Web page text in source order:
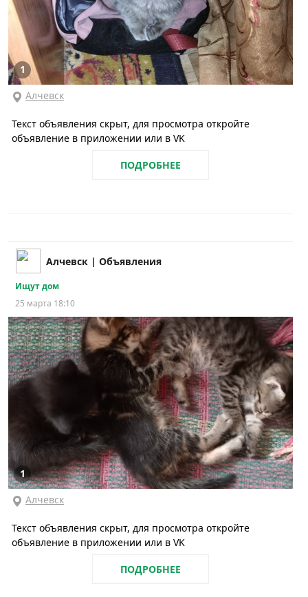
1
Алчевск
Текст объявления скрыт, для просмотра откройте
объявление в приложении или в VK
ПОДРОБНЕЕ
Алчевск | Объявления
Ищут дом
25 марта 18:10
1
Алчевск
Текст объявления скрыт, для просмотра откройте
объявление в приложении или в VK
ПОДРОБНЕЕ